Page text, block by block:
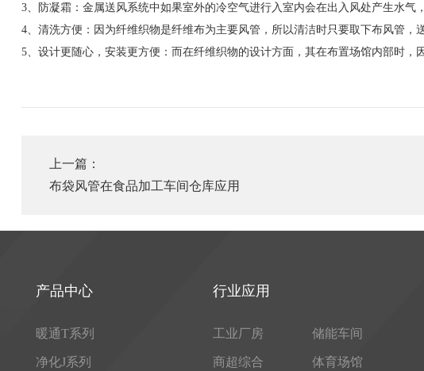
3、防凝霜：金属送风系统中如果室外的冷空气进行入室内会在出入风处产生水
4、清洗方便：因为纤维织物是纤维布为主要风管，所以清洁时只要取下布风管
5、设计更随心，安装更方便：而在纤维织物的设计方面，其在布置场馆内部时
上一篇：
布袋风管在食品加工车间仓库应用
产品中心
暖通T系列
净化J系列
行业应用
工业厂房 储能车间
商超综合 体育场馆